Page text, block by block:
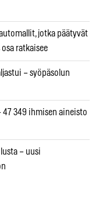
jotka päätyvät
ratkaisee
– syöpäsolun
349 ihmisen aineisto
– uusi